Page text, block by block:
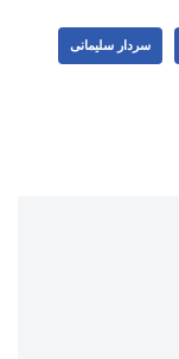
سردار سلیمانی